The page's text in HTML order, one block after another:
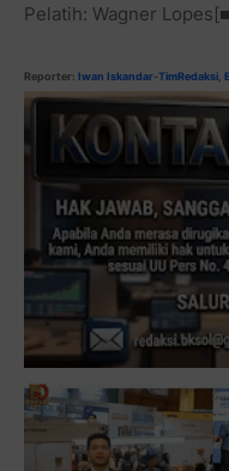
Pelatih: Wagner
Reporter: Iwan Iskandar-TimRedaksi